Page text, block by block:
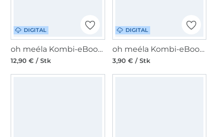
DIGITAL
oh meéla Kombi-eBook ohPerri
12,90 € / Stk
DIGITAL
oh meéla Kombi-eBook ohJerri
3,90 € / Stk